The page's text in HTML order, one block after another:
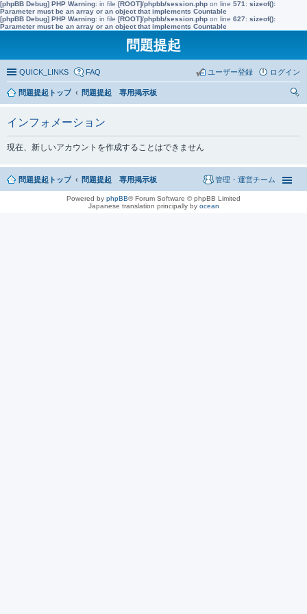
[phpBB Debug] PHP Warning: in file [ROOT]/phpbb/session.php on line 571 : sizeof():
Parameter must be an array or an object that implements Countable
[phpBB Debug] PHP Warning: in file [ROOT]/phpbb/session.php on line 627: sizeof():
Parameter must be an array or an object that implements Countable
問題提起
QUICK_LINKS FAQ ログイン
ユーザー登録
問題提起トップ
問題提起 専用掲示板
インフォメーション
現在、新しいアカウントを作成することはできません
問題提起トップ 問題提起 専用掲示板 管理・運営チーム
Powered by phpBB® Forum Software © phpBB Limited
Japanese translation principally by ocean